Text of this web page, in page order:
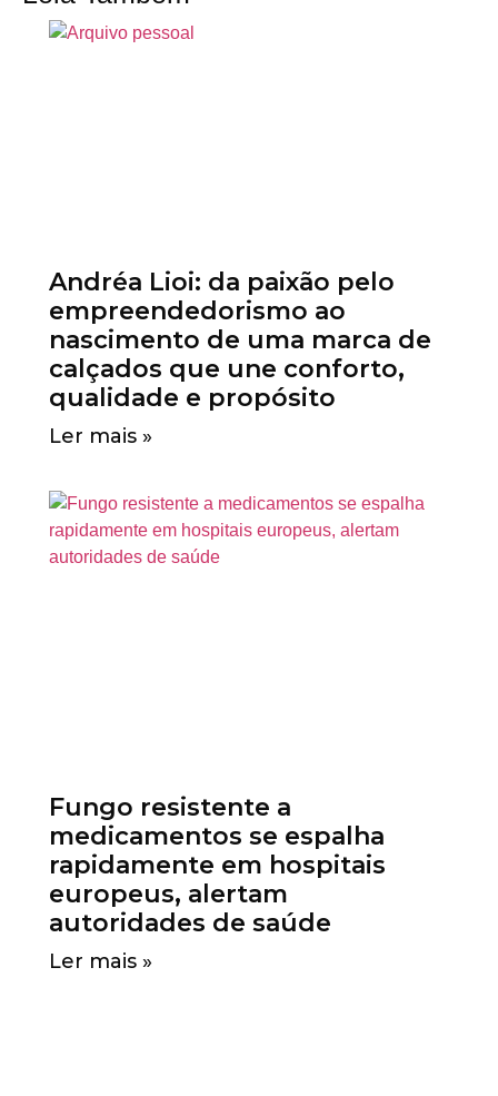
Andréa Lioi: da paixão pelo
empreendedorismo ao
nascimento de uma marca de
calçados que une conforto,
qualidade e propósito
Ler mais »
Fungo resistente a
medicamentos se espalha
rapidamente em hospitais
europeus, alertam
autoridades de saúde
Ler mais »